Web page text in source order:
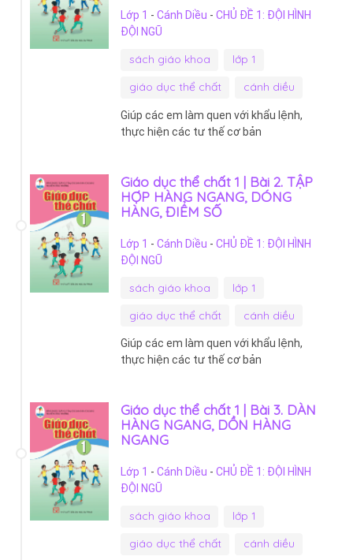
Lớp 1 - Cánh Diều - CHỦ ĐỀ 1: ĐỘI HÌNH
ĐỘI NGŨ
sách giáo khoa
lớp 1
giáo dục thể chất
cánh diều
Giúp các em làm quen với khẩu lệnh,
thực hiện các tư thế cơ bản
Giáo dục thể chất 1 | Bài 2. TẬP
HỢP HÀNG NGANG, DÓNG
HÀNG, ĐIỂM SỐ
Lớp 1 - Cánh Diều - CHỦ ĐỀ 1: ĐỘI HÌNH
ĐỘI NGŨ
sách giáo khoa
lớp 1
giáo dục thể chất
cánh diều
Giúp các em làm quen với khẩu lệnh,
thực hiện các tư thế cơ bản
Giáo dục thể chất 1 | Bài 3. DÀN
HÀNG NGANG, DỒN HÀNG
NGANG
Lớp 1 - Cánh Diều - CHỦ ĐỀ 1: ĐỘI HÌNH
ĐỘI NGŨ
sách giáo khoa
lớp 1
giáo dục thể chất
cánh diều